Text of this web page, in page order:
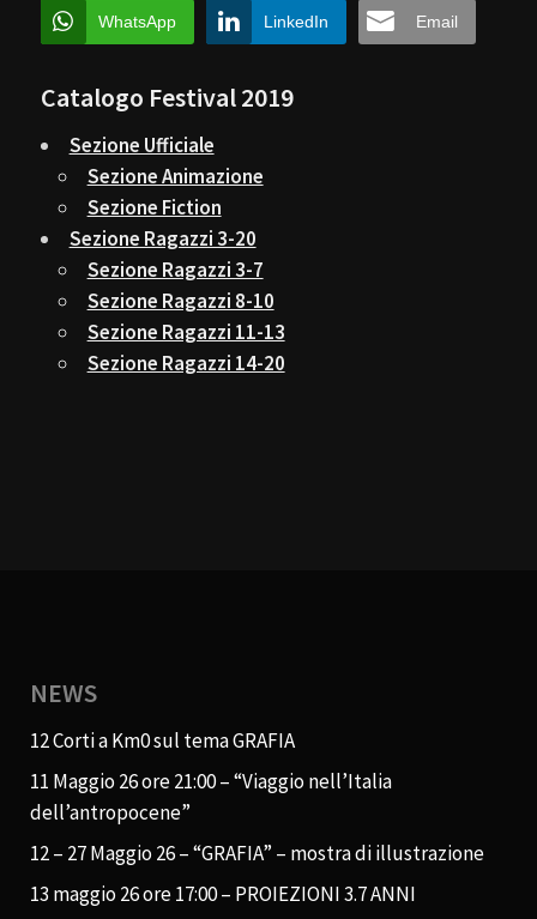
WhatsApp LinkedIn Email
Catalogo Festival 2019
Sezione Ufficiale
Sezione Animazione
Sezione Fiction
Sezione Ragazzi 3-20
Sezione Ragazzi 3-7
Sezione Ragazzi 8-10
Sezione Ragazzi 11-13
Sezione Ragazzi 14-20
NEWS
12 Corti a Km0 sul tema GRAFIA
11 Maggio 26 ore 21:00 – “Viaggio nell’Italia
dell’antropocene”
12 – 27 Maggio 26 – “GRAFIA” – mostra di illustrazione
13 maggio 26 ore 17:00 – PROIEZIONI 3.7 ANNI